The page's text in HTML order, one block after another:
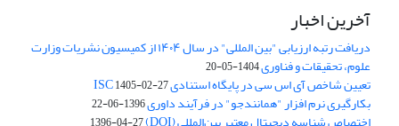
آخرین اخبار
دریافت رتبه ارزیابی "بین المللی" در سال ۱۴۰۴ از کمیسیون نشریات وزارت
علوم، تحقیقات و فناوری1404-05-20
تعیین شاخص آی اس سی در پایگاه استنادی ISC1405-02-27
بکارگیری نرم افزار "همانندجو" در فرآیند داوری1396-06-22